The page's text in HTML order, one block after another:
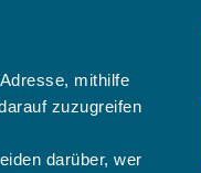
mithilfe
zuzugreifen
darüber, wer